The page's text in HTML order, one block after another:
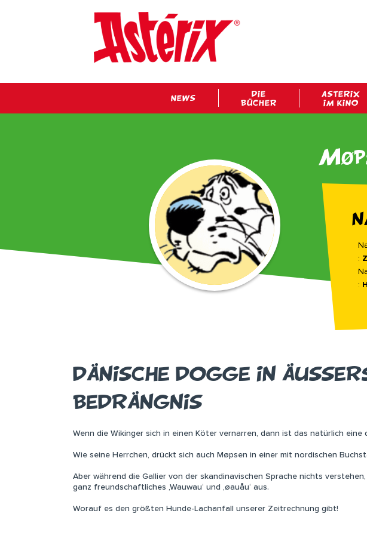
NEWS
DIE
BÜCHER
ASTERIX
IM KINO
:
:
DÄNISCHE DOGGE IN
EDRÄNGNIS
Wenn die Wikinger sich in einen Köter vernarren, dann ist das natürlich eine
Wie seine Herrchen, drückt sich auch Møpsen in einer mit nordischen
Aber während die Gallier von der skandinavischen Sprache nichts
ganz freundschaftliches ‚Wauwau‘ und ‚øauåu‘ aus.
Worauf es den größten Hunde-Lachanfall unserer Zeitrechnung gibt!